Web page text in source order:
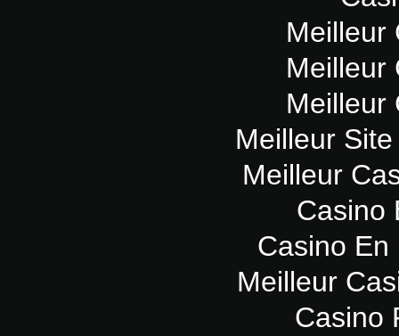
Meilleur
Meilleur
Meilleur
Meilleur
Meilleur
Casino
Casino En
Meilleur
Casino